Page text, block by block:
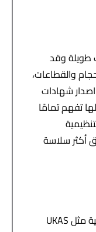
طويلة وقد
والقطاعات،
شهادات
تفهم تمامًا
أكثر سلاسة
تتعاون جرافيتي مع جهات اعتماد دولية مثل UKAS